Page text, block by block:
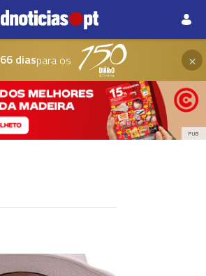
66 diaspara os ×
PUB